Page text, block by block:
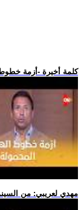
.. كلمة أخيرة -أزمة
.. مهدي لعريبي: من